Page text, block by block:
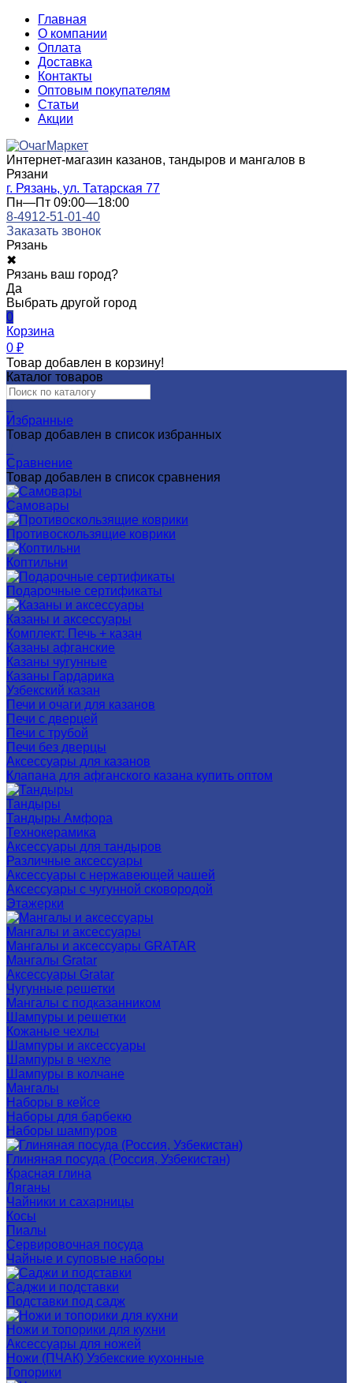
Главная
О компании
Оплата
Доставка
Контакты
Оптовым покупателям
Статьи
Акции
Интернет-магазин казанов, тандыров и мангалов в
Рязани
г. Рязань, ул. Татарская 77
Пн—Пт 09:00—18:00
8-4912-51-01-40
Заказать звонок
Рязань
✖
Рязань ваш город?
Да
Выбрать другой город
0
Корзина
0 ₽
Товар добавлен в корзину!
Каталог товаров
Избранные
Товар добавлен в список избранных
Сравнение
Товар добавлен в список сравнения
Самовары
Противоскользящие коврики
Коптильни
Подарочные сертификаты
Казаны и аксессуары
Комплект: Печь + казан
Казаны афганские
Казаны чугунные
Казаны Гардарика
Узбекский казан
Печи и очаги для казанов
Печи с дверцей
Печи с трубой
Печи без дверцы
Аксессуары для казанов
Клапана для афганского казана купить оптом
Тандыры
Тандыры Амфора
Технокерамика
Аксессуары для тандыров
Различные аксессуары
Аксессуары с нержавеющей чашей
Аксессуары с чугунной сковородой
Этажерки
Мангалы и аксессуары
Мангалы и аксессуары GRATAR
Мангалы Gratar
Аксессуары Gratar
Чугунные решетки
Мангалы с подказанником
Шампуры и решетки
Кожаные чехлы
Шампуры и аксессуары
Шампуры в чехле
Шампуры в колчане
Мангалы
Наборы в кейсе
Наборы для барбекю
Наборы шампуров
Глиняная посуда (Россия, Узбекистан)
Красная глина
Ляганы
Чайники и сахарницы
Косы
Пиалы
Сервировочная посуда
Чайные и суповые наборы
Саджи и подставки
Подставки под садж
Ножи и топорики для кухни
Аксессуары для ножей
Ножи (ПЧАК) Узбекские кухонные
Топорики